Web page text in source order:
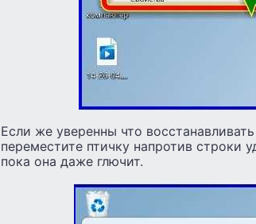
Если же уверенны что
переместите птичку напротив строки
пока она даже глючит.